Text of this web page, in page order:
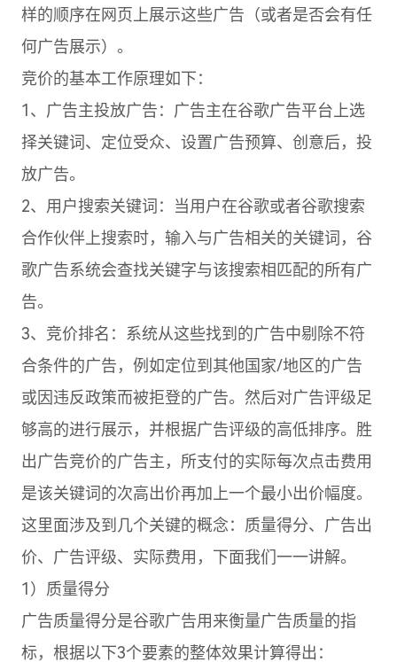
样的顺序在网页上展示这些广告（或者是否会有任
何广告展示）。
竞价的基本工作原理如下：
1、广告主投放广告：广告主在谷歌广告平台上选
择关键词、定位受众、设置广告预算、创意后，投
放广告。
2、用户搜索关键词：当用户在谷歌或者谷歌搜索
合作伙伴上搜索时，输入与广告相关的关键词，谷
歌广告系统会查找关键字与该搜索相匹配的所有广
告。
3、竞价排名：系统从这些找到的广告中剔除不符
合条件的广告，例如定位到其他国家/地区的广告
或因违反政策而被拒登的广告。然后对广告评级足
够高的进行展示，并根据广告评级的高低排序。胜
出广告竞价的广告主，所支付的实际每次点击费用
是该关键词的次高出价再加上一个最小出价幅度。
这里面涉及到几个关键的概念：质量得分、广告出
价、广告评级、实际费用，下面我们一一讲解。
1）质量得分
广告质量得分是谷歌广告用来衡量广告质量的指
标，根据以下3个要素的整体效果计算得出：